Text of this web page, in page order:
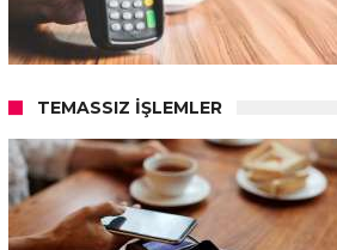
TEMASSIZ İŞLEMLER